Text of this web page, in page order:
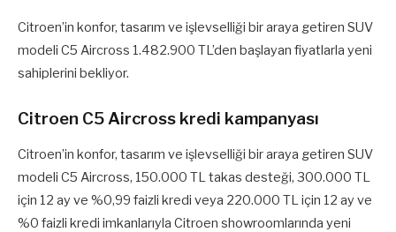
Citroen’in konfor, tasarım ve işlevselliği bir araya getiren SUV
modeli C5 Aircross 1.482.900 TL’den başlayan fiyatlarla yeni
sahiplerini bekliyor.
Citroen C5 Aircross kredi kampanyası
Citroen’in konfor, tasarım ve işlevselliği bir araya getiren SUV
modeli C5 Aircross, 150.000 TL takas desteği, 300.000 TL
için 12 ay ve %0,99 faizli kredi veya 220.000 TL için 12 ay ve
%0 faizli kredi imkanlarıyla Citroen showroomlarında yeni